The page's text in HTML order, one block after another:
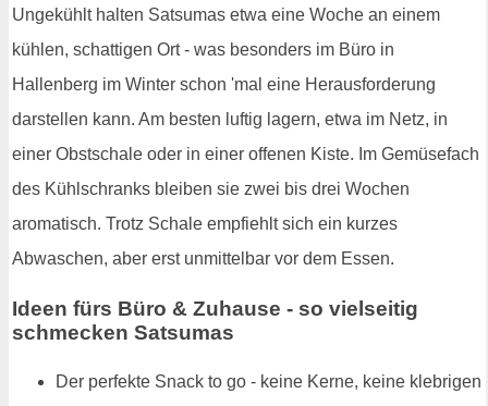
Ungekühlt halten Satsumas etwa eine Woche an einem
kühlen, schattigen Ort - was besonders im Büro in
Hallenberg im Winter schon 'mal eine Herausforderung
darstellen kann. Am besten luftig lagern, etwa im Netz, in
einer Obstschale oder in einer offenen Kiste. Im Gemüsefach
des Kühlschranks bleiben sie zwei bis drei Wochen
aromatisch. Trotz Schale empfiehlt sich ein kurzes
Abwaschen, aber erst unmittelbar vor dem Essen.
Ideen fürs Büro & Zuhause - so vielseitig
schmecken Satsumas
Der perfekte Snack to go - keine Kerne, keine klebrigen